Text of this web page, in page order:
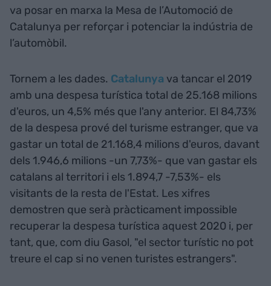
va posar en marxa la Mesa de l’Automoció de
Catalunya per reforçar i potenciar la indústria de
l’automòbil.
Tornem a les dades. Catalunya va tancar el 2019
amb una despesa turística total de 25.168 milions
d'euros, un 4,5% més que l'any anterior. El 84,73%
de la despesa prové del turisme estranger, que va
gastar un total de 21.168,4 milions d'euros, davant
dels 1.946,6 milions -un 7,73%- que van gastar els
catalans al territori i els 1.894,7 -7,53%- els
visitants de la resta de l'Estat. Les xifres
demostren que serà pràcticament impossible
recuperar la despesa turística aquest 2020 i, per
tant, que, com diu Gasol, "el sector turístic no pot
treure el cap si no venen turistes estrangers".